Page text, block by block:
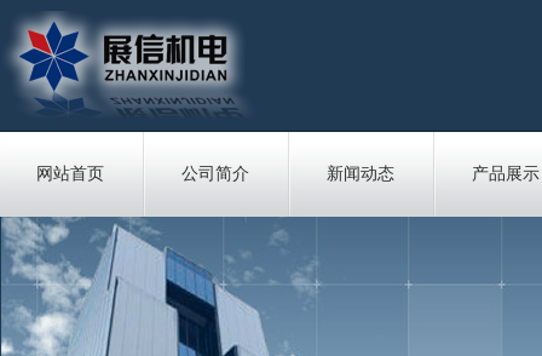
网站首页 公司简介 新闻动态 产品展示